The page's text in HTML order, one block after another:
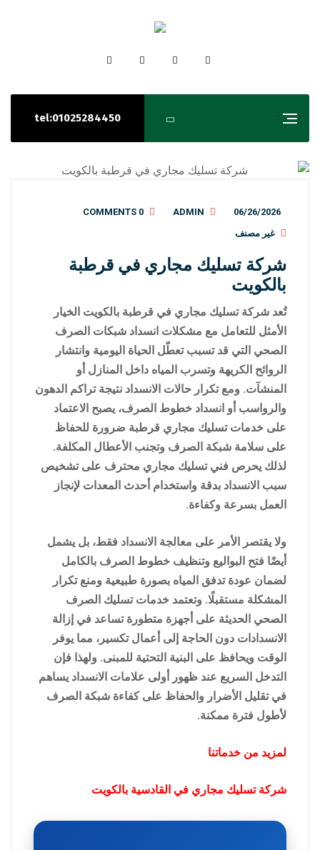
tel:01025284450
06/26/2026
ADMIN
0 COMMENTS
غير مصنف
شركة تسليك مجاري في قرطبة
بالكويت
تُعد شركة تسليك مجاري في قرطبة بالكويت الخيار
الأمثل للتعامل مع مشكلات انسداد شبكات الصرف
الصحي التي قد تسبب تعطّل الحياة اليومية وانتشار
الروائح الكريهة وتسرب المياه داخل المنازل أو
المنشآت. ومع تكرار حالات الانسداد نتيجة تراكم الدهون
والرواسب أو انسداد خطوط الصرف، يصبح الاعتماد
على خدمات تسليك مجاري قرطبة ضرورة للحفاظ
على سلامة شبكة الصرف وتجنب الأعطال المكلفة.
لذلك يحرص فني تسليك مجاري محترف على تشخيص
سبب الانسداد بدقة واستخدام أحدث المعدات لإنجاز
العمل بسرعة وكفاءة.
ولا يقتصر الأمر على معالجة الانسداد فقط، بل يشمل
أيضًا فتح البواليع وتنظيف خطوط الصرف بالكامل
لضمان عودة تدفق المياه بصورة طبيعية ومنع تكرار
المشكلة مستقبلًا. وتعتمد خدمات تسليك الصرف
الصحي الحديثة على أجهزة متطورة تساعد في إزالة
الانسدادات دون الحاجة إلى أعمال تكسير، مما يوفر
الوقت ويحافظ على البنية التحتية للمبنى. ولهذا فإن
التدخل السريع عند ظهور أولى علامات الانسداد يساهم
في تقليل الأضرار والحفاظ على كفاءة شبكة الصرف
لأطول فترة ممكنة.
لمزيد من خدماتنا
شركة تسليك مجاري في القادسية بالكويت